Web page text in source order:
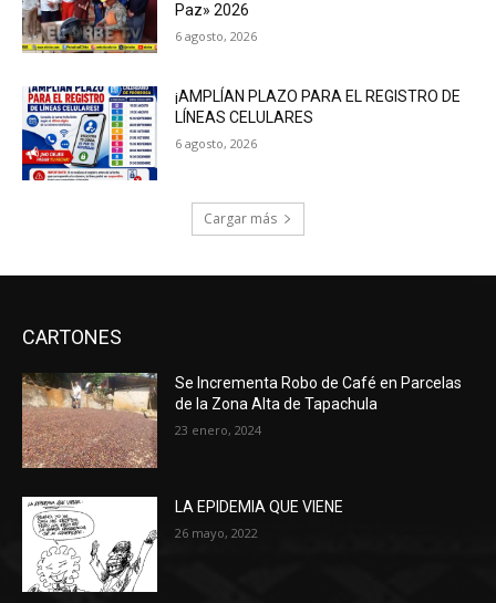
Paz» 2026
6 agosto, 2026
¡AMPLÍAN PLAZO PARA EL REGISTRO DE
LÍNEAS CELULARES
6 agosto, 2026
Cargar más
CARTONES
Se Incrementa Robo de Café en Parcelas
de la Zona Alta de Tapachula
23 enero, 2024
LA EPIDEMIA QUE VIENE
26 mayo, 2022